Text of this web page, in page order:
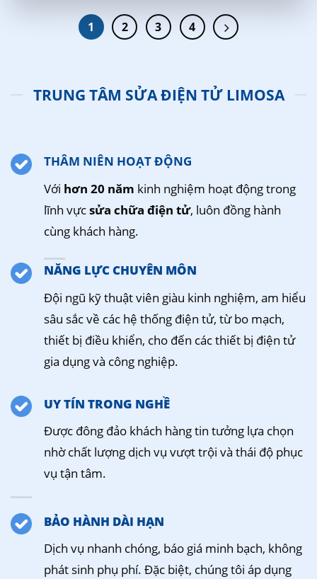
1 2 3 4
TRUNG TÂM SỬA ĐIỆN TỬ LIMOSA
THÂM NIÊN HOẠT ĐỘNG
Với hơn 20 năm kinh nghiệm hoạt động trong
lĩnh vựcsửa chữa điện tử, luôn đồng hành
cùng khách hàng.
NĂNG LỰC CHUYÊN MÔN
Đội ngũ kỹ thuật viên giàu kinh nghiệm, am hiểu
sâu sắc về các hệ thống điện tử, từ bo mạch,
thiết bị điều khiển, cho đến các thiết bị điện tử
gia dụng và công nghiệp.
UY TÍN TRONG NGHỀ
Được đông đảo khách hàng tin tưởng lựa chọn
nhờ chất lượng dịch vụ vượt trội và thái độ phục
vụ tận tâm.
BẢO HÀNH DÀI HẠN
Dịch vụ nhanh chóng, báo giá minh bạch, không
phát sinh phụ phí. Đặc biệt, chúng tôi áp dụng